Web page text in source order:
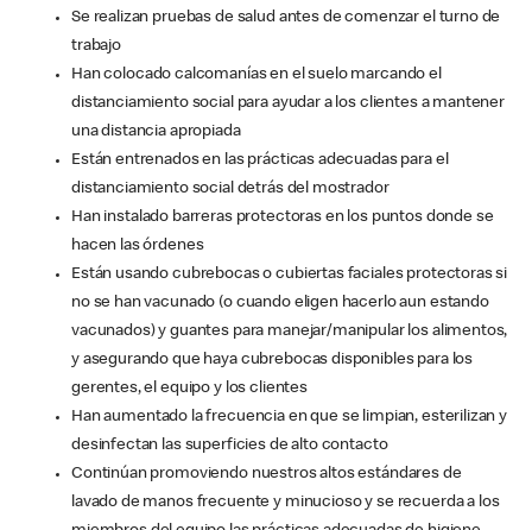
Se realizan pruebas de salud antes de comenzar el turno de
trabajo
Han colocado calcomanías en el suelo marcando el
distanciamiento social para ayudar a los clientes a mantener
una distancia apropiada
Están entrenados en las prácticas adecuadas para el
distanciamiento social detrás del mostrador
Han instalado barreras protectoras en los puntos donde se
hacen las órdenes
Están usando cubrebocas o cubiertas faciales protectoras si
no se han vacunado (o cuando eligen hacerlo aun estando
vacunados) y guantes para manejar/manipular los alimentos,
y asegurando que haya cubrebocas disponibles para los
gerentes, el equipo y los clientes
Han aumentado la frecuencia en que se limpian, esterilizan y
desinfectan las superficies de alto contacto
Continúan promoviendo nuestros altos estándares de
lavado de manos frecuente y minucioso y se recuerda a los